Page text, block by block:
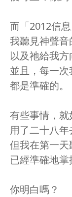
而「2012信
我聽見神聲音
以及祂給我方
並且，每一次
都是準確的。
有些事情，就
用了二十八年
但我在第一天
已經準確地掌
你明白嗎？